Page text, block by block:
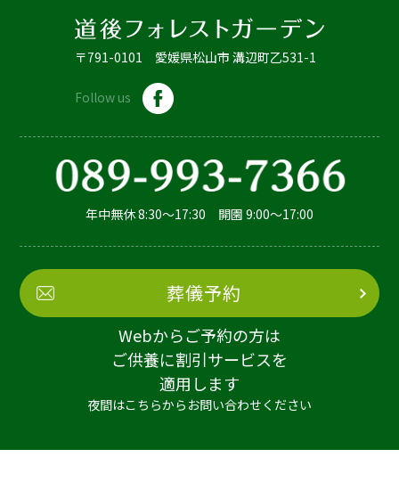
〒791-0101 愛媛県松山市 溝辺町乙531-1
Follow us
年中無休 8:30～17:30 開園 9:00～17:00
葬儀予約
Webからご予約の方は
ご供養に割引サービスを
適用します
夜間はこちらからお問い合わせください